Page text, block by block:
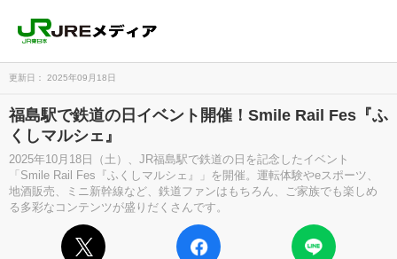
更新日： 2025年09月18日
福島駅で鉄道の日イベント開催！Smile Rail Fes『ふ
くしマルシェ』
2025年10月18日（土）、JR福島駅で鉄道の日を記念したイベント
「Smile Rail Fes『ふくしマルシェ』」を開催。運転体験やeスポーツ、
地酒販売、ミニ新幹線など、鉄道ファンはもちろん、ご家族でも楽しめ
る多彩なコンテンツが盛りだくさんです。